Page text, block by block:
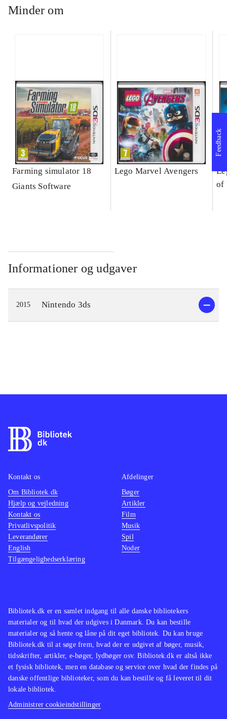
Minder om
Farming simulator 18
Giants Software
Lego Marvel Avengers
of
Informationer og udgaver
2015 Nintendo 3ds
Feedback
Bibliotek.dk er en samlet indgang til alle danske bibliotekers
materialer og til hvad der udgives i Danmark. Du kan bestille
materialer og så hente og låne på dit eget bibliotek. Du kan bruge
Bibliotek.dk til at søge frem, hvad der er udgivet af bøger, musik,
tidsskrifter, artikler, e-bøger, lydbøger osv. Bibliotek.dk er altså ikke
et fysisk bibliotek, men en database og service over hvad der findes på
danske offentlige biblioteker, som du kan bestille og få leveret til dit
lokale bibliotek.
Administrer cookieindstillinger
Kontakt os
Om Bibliotek.dk
Hjælp og vejledning
Kontakt os
Privatlivspolitik
Leverandører
English
Tilgængelighedserklæring
Afdelinger
Bøger
Artikler
Film
Musik
Spil
Noder